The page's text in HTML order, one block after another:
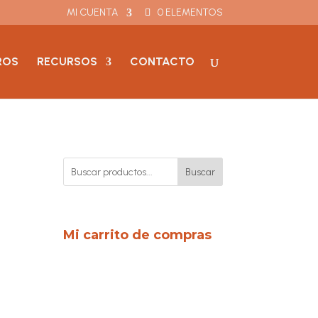
MI CUENTA 0 ELEMENTOS
RECURSOS CONTACTO
Buscar
Mi carrito de compras